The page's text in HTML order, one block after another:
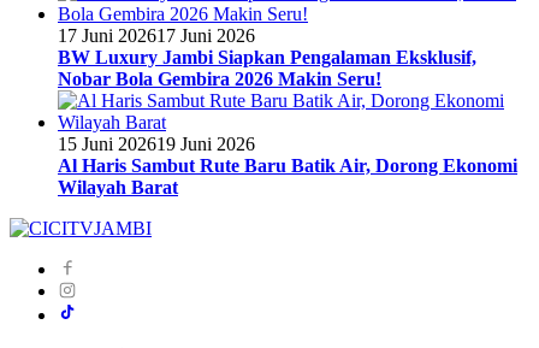
17 Juni 202617 Juni 2026
BW Luxury Jambi Siapkan Pengalaman Eksklusif,
Nobar Bola Gembira 2026 Makin Seru!
15 Juni 202619 Juni 2026
Al Haris Sambut Rute Baru Batik Air, Dorong Ekonomi
Wilayah Barat